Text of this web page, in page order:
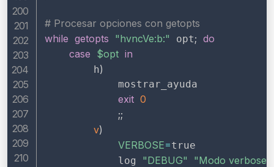
# Procesar opciones con getopts
while getopts "hvncVe:b:" opt; do
case $opt in
        h
)
            mostrar_ayuda
exit 0
;;
v)
VERBOSE=true
            log
"DEBUG"
"Modo verbose